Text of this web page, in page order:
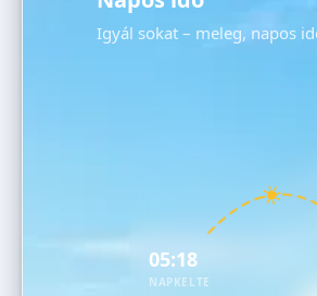
Igyál sokat – meleg, napos
05:18
NAPKELTE